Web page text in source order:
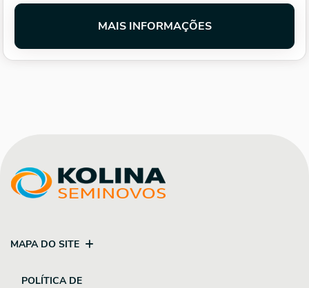
MAIS INFORMAÇÕES
MAPA DO SITE
POLÍTICA DE